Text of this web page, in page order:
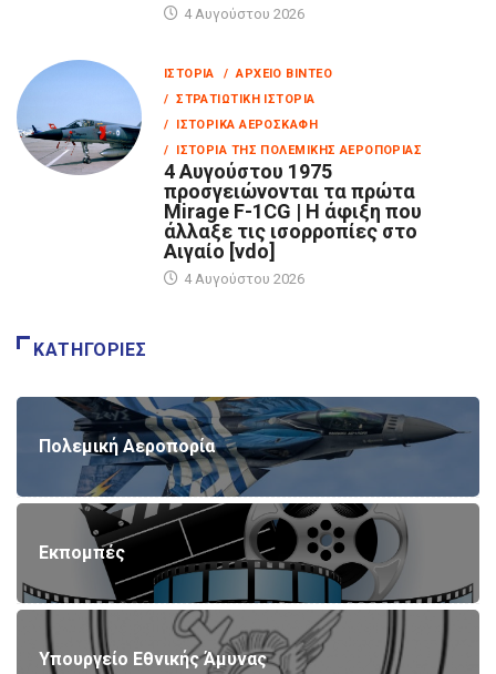
4 Αυγούστου 2026
ΙΣΤΟΡΊΑ
/ ΑΡΧΕΊΟ ΒΊΝΤΕΟ
/ ΣΤΡΑΤΙΩΤΙΚΉ ΙΣΤΟΡΊΑ
/ ΙΣΤΟΡΙΚΆ ΑΕΡΟΣΚΆΦΗ
/ ΙΣΤΟΡΊΑ ΤΗΣ ΠΟΛΕΜΙΚΉΣ ΑΕΡΟΠΟΡΊΑΣ
4 Αυγούστου 1975
προσγειώνονται τα πρώτα
Mirage F-1CG | Η άφιξη που
άλλαξε τις ισορροπίες στο
Αιγαίο [vdo]
4 Αυγούστου 2026
ΚΑΤΗΓΟΡΊΕΣ
Πολεμική Αεροπορία
Εκπομπές
Υπουργείο Εθνικής Άμυνας